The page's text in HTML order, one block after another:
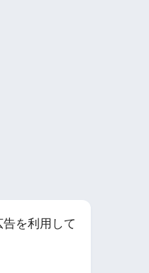
を利用して